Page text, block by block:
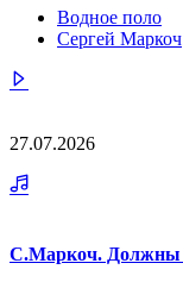
Водное поло
Сергей Маркоч
27.07.2026
С.Маркоч. Должны